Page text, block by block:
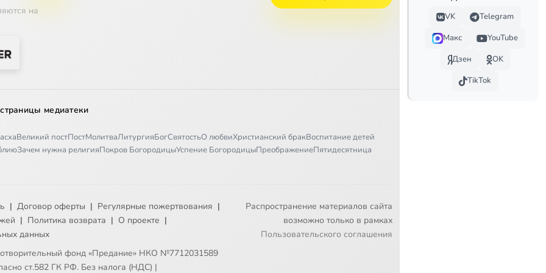
на
медиатеки
Великий постПостМолитваЛитургияБогСвятостьО любвиХристианский бракВоспитание детей
Зачем нужна религияПокров БогородицыУспение БогородицыПреображениеПятидесятница
| Договор оферты | Регулярные пожертвования |
| Политика возврата | О проекте |
данных
фонд «Предание» НКО №7712031589
ст.582 ГК РФ. Без налога (НДС) |
Распространение материалов сайта
возможно только в рамках
Пользовательского соглашения
VK
Telegram
Макс
YouTube
Дзен
OK
TikTok